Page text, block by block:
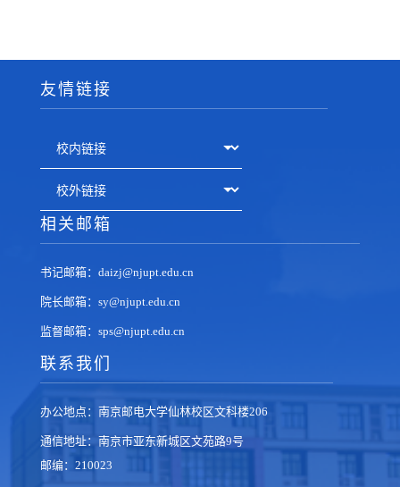
友情链接
相关邮箱
书记邮箱：daizj@njupt.edu.cn
院长邮箱：sy@njupt.edu.cn
监督邮箱：sps@njupt.edu.cn
联系我们
办公地点：南京邮电大学仙林校区文科楼206
通信地址：南京市亚东新城区文苑路9号
邮编：210023